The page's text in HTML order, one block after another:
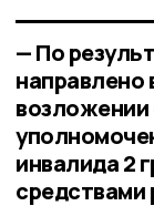
— По
направлено
возложении
инвалида 2
средствами